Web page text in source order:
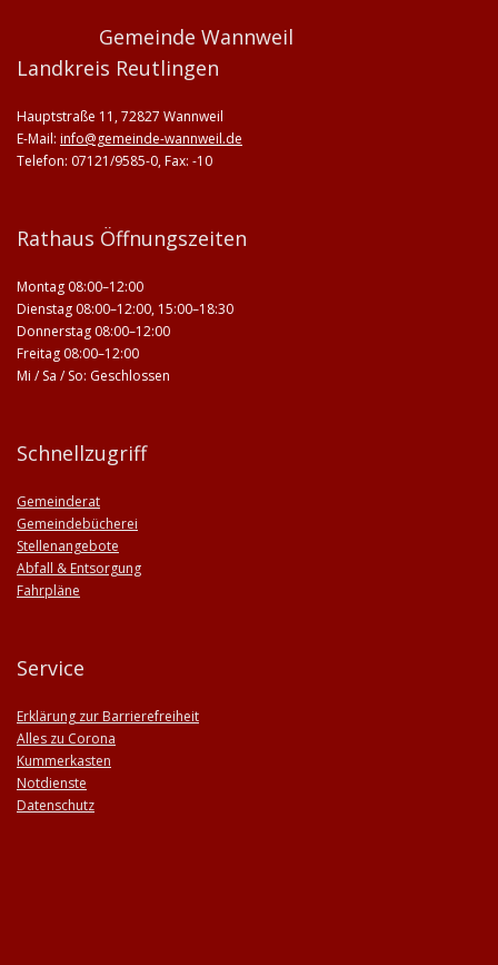
Gemeinde Wannweil
Landkreis Reutlingen
Hauptstraße 11, 72827 Wannweil
E-Mail: info@gemeinde-wannweil.de
Telefon: 07121/9585-0, Fax: -10
Rathaus Öffnungszeiten
Montag 08:00–12:00
Dienstag 08:00–12:00, 15:00–18:30
Donnerstag 08:00–12:00
Freitag 08:00–12:00
Mi / Sa / So: Geschlossen
Schnellzugriff
Gemeinderat
Gemeindebücherei
Stellenangebote
Abfall & Entsorgung
Fahrpläne
Service
Erklärung zur Barrierefreiheit
Alles zu Corona
Kummerkasten
Notdienste
Datenschutz